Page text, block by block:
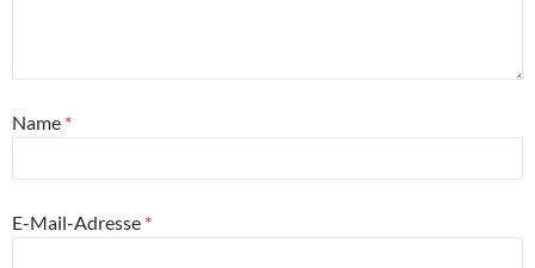
Name *
E-Mail-Adresse *